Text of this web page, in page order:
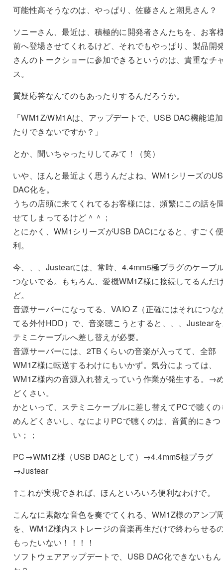
可能性高そうなのは、やっぱり、佐藤さんと潮見さん？
ソニーさん、最近は、積極的に開発者さんたちを、お客
前へ登場させてくれるけど、それでもやっぱり、製品開
さんのトークショーに参加できるというのは、貴重なチ
ス。
質疑応答なんてのもあったりするんだろうか。
「WM1Z/WM1Aは、アップデートで、USB DAC機能追
たりできないですか？」
とか、聞いちゃったりしてみて！（笑）
いや、ほんと最近よく思うんだよね、WM1シリーズの
DAC化を。
うちの店頭に来てくれてるお客様には、頻繁にこの話を
せてしまってるけど＾＾；
とにかく、WM1シリーズがUSB DACになると、すごく
利。
今、、、Justearには、常時、4.4mm5極プラグのケーブ
つないでる。もちろん、愛機WM1Z様に接続してるんだ
ど。
音源サーバーになってる、VAIO Z（正確にはそれにつな
てる外付HDD）で、音楽聴こうとすると、、、Justear
テミニケーブルへ差し替えが必要。
音源サーバーには、2TBくらいの音楽が入ってて、全部
WM1Z様に転送するわけにもいかず。気分によっては、
WM1Z様内の音源入れ替えっていう作業が発生する。→
どくさい。
かといって、ステミニケーブルに差し替えてPCで聴くの
めんどくさいし、なによりPCで聴くのは、音質的にきつ
い；；
PC→WM1Z様（USB DACとして）→4.4mm5極プラグ
→Justear
↑これが実現できれば、ほんといろいろ便利なわけで。
こんなに素敵な音色を奏でてくれる、WM1Z様のアンプ
を、WM1Z様内ストレージの音楽再生だけで終わらせる
もったいない！！！！
ソフトウェアアップデートで、USB DAC化できないもん